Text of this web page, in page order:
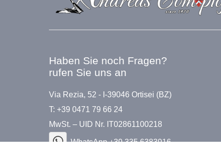
Haben Sie noch Fragen?
rufen Sie uns an
Via Rezia, 52 - I-39046 Ortisei (BZ)
T: +39 0471 79 66 24
MwSt. – UID Nr. IT02861100218
WhatsApp +39 335 6383916